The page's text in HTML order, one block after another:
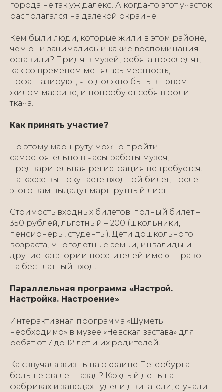
города не так уж далеко. А когда-то этот участок
располагался на далёкой окраине.
Кем были люди, которые жили в этом районе,
чем они занимались и какие воспоминания
оставили? Придя в музей, ребята проследят,
как со временем менялась местность,
пофантазируют, что должно быть в новом
жилом массиве, и попробуют себя в роли
ткача.
Как принять участие?
По этому маршруту можно пройти
самостоятельно в часы работы музея,
предварительная регистрация не требуется.
На кассе вы покупаете входной билет, после
этого вам выдадут маршрутный лист.
Стоимость входных билетов: полный билет –
350 рублей, льготный – 200 (школьники,
пенсионеры, студенты). Дети дошкольного
возраста, многодетные семьи, инвалиды и
другие категории посетителей имеют право
на бесплатный вход.
Параллельная программа «Настрой.
Настройка. Настроение»
Интерактивная программа «Шуметь
необходимо» в музее «Невская застава» для
ребят от 7 до 12 лет и их родителей.
Как звучала жизнь на окраине Петербурга
больше ста лет назад? Каждый день на
фабриках и заводах гудели двигатели, стучали